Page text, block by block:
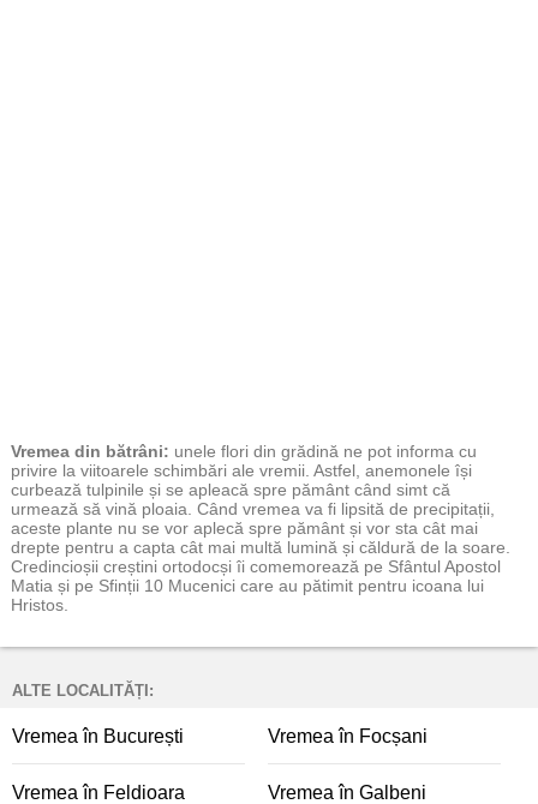
Vremea din bătrâni: unele flori din grădină ne pot informa cu
privire la viitoarele schimbări ale vremii. Astfel, anemonele își
curbează tulpinile și se apleacă spre pământ când simt că
urmează să vină ploaia. Când vremea va fi lipsită de precipitații,
aceste plante nu se vor aplecă spre pământ și vor sta cât mai
drepte pentru a capta cât mai multă lumină și căldură de la soare.
Credincioșii creștini ortodocși îi comemorează pe Sfântul Apostol
Matia și pe Sfinții 10 Mucenici care au pătimit pentru icoana lui
Hristos.
ALTE LOCALITĂȚI:
Vremea în București Vremea în Focșani
Vremea în Feldioara Vremea în Galbeni